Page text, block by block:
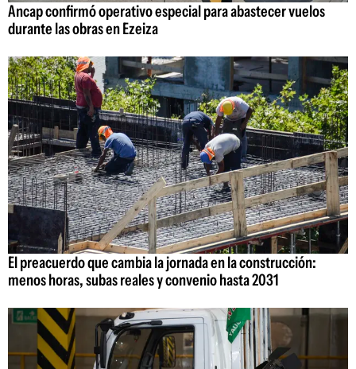
Ancap confirmó operativo especial para abastecer vuelos
durante las obras en Ezeiza
El preacuerdo que cambia la jornada en la construcción:
menos horas, subas reales y convenio hasta 2031